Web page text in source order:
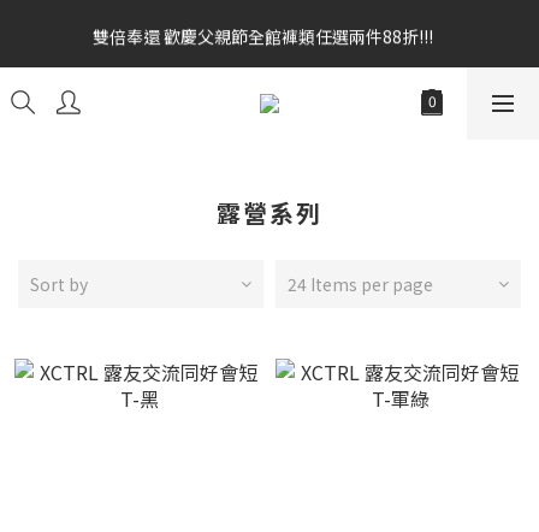
雙倍奉還 歡慶父親節全館褲類任選兩件88折!!!
雙倍奉還 歡慶父親節全館褲類任選兩件88折!!!
全館消費滿額$1680贈3D好野貓公仔(絲綢鐵黑) 滿額$2499贈達摩
金幣 送完為止!  滿$3000再贈現金卷$300元
露營系列
Sort by 24 Items per page